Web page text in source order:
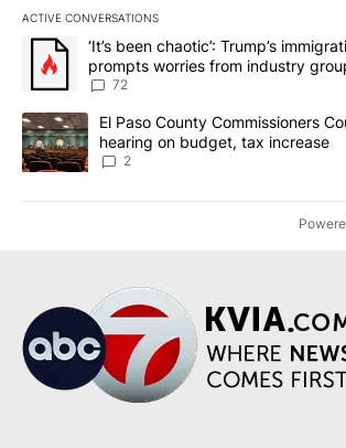
ACTIVE CONVERSATIONS
The following is a list of the most
A trending article titled "‘It’s been
‘It’s been chaotic’: Trump’s
prompts worries from industry
72
A trending article titled "El Paso County
El Paso County Commissioners
hearing on budget, tax increase
2